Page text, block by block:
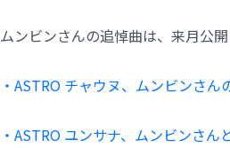
ムンビンさんの追悼曲は、来月公開
・ASTRO チャウヌ、ムンビンさ
・ASTRO ユンサナ、ムンビンさ